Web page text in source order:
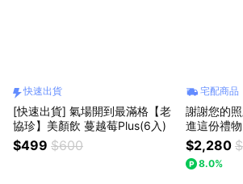
快速出貨
[快速出貨] 氣場開到最滿格【老
協珍】美顏飲 蔓越莓Plus(6入)
$499 $600
宅配商品
謝謝您的
進這份禮
盒 紅棗枸
(6入)
$2,280
8.0%